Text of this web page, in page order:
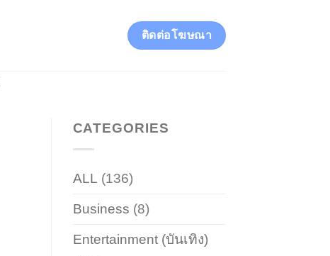
ติดต่อโฆษณา
CATEGORIES
ALL (136)
Business (8)
Entertainment (บันเทิง)